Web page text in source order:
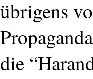
übrigens
die